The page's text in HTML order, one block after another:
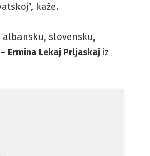
kaže.
slovensku,
Ermina Lekaj Prljaskaj iz